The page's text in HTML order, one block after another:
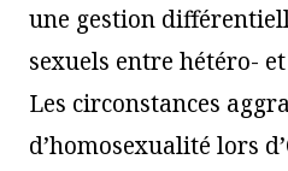
une gestion
sexuels entre hétéro- et
Les circonstances
d’homosexualité lors